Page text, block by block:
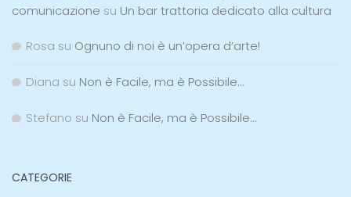
comunicazione su Un bar trattoria dedicato alla cultura
Rosa su Ognuno di noi è un’opera d’arte!
Diana su Non è Facile, ma è Possibile…
Stefano su Non è Facile, ma è Possibile…
CATEGORIE